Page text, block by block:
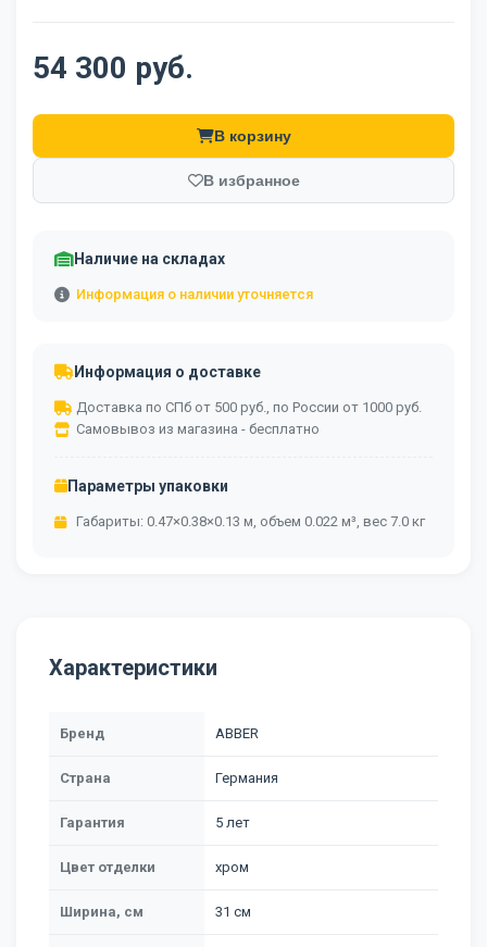
54 300 руб.
В корзину
В избранное
Наличие на складах
Информация о наличии уточняется
Информация о доставке
Доставка по СПб от 500 руб., по России от 1000 руб.
Самовывоз из магазина - бесплатно
Параметры упаковки
Габариты: 0.47×0.38×0.13 м, объем 0.022 м³, вес 7.0 кг
Характеристики
Бренд ABBER
Страна Германия
Гарантия 5 лет
Цвет отделки хром
Ширина, см 31 см